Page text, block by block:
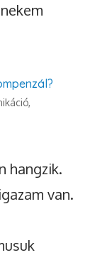
,
hangzik.
van.